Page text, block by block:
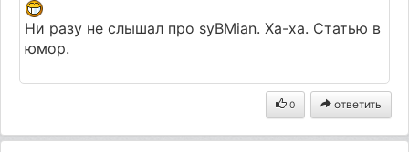
Ни разу не слышал про syBMian. Ха-ха. Статью в
юмор.
0 ответить